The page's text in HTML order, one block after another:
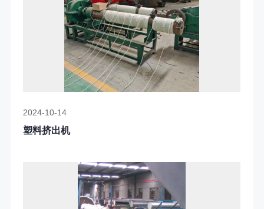
2024-10-14
塑料挤出机